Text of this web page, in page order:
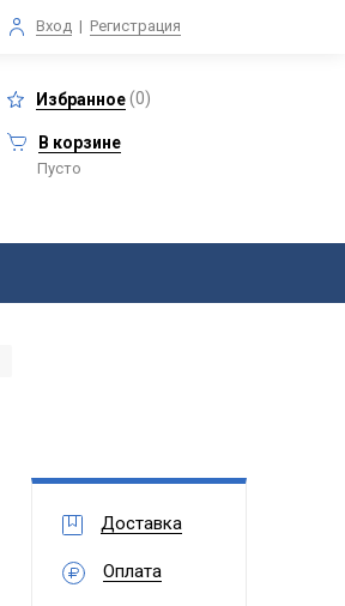
Вход | Регистрация
Избранное(0)
В корзине
Пусто
Доставка
Оплата